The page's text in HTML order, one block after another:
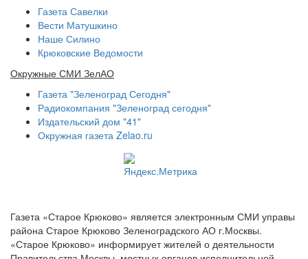
Газета Савелки
Вести Матушкино
Наше Силино
Крюковские Ведомости
Окружные СМИ ЗелАО
Газета "Зеленоград Сегодня"
Радиокомпания "Зеленоград сегодня"
Издательский дом "41"
Окружная газета Zelao.ru
Газета «Старое Крюково» является электронным СМИ управы
района Старое Крюково Зеленоградского АО г.Москвы.
«Старое Крюково» информирует жителей о деятельности